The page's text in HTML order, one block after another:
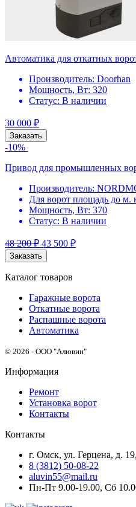
Автоматика для откатных
Производитель: Doorhan
Мощность, Вт: 320
Статус: В наличии
30 000 ₽
Заказать
-10%
Привод для промышленных
Производитель:
Для ворот площадь до м.
Мощность, Вт: 370
Статус: В наличии
48 200₽ 43 500 ₽
Заказать
Каталог товаров
Гаражные ворота
Откатные ворота
Распашные ворота
Автоматика
© 2026 - ООО "Алювин"
Информация
Ремонт
Установка ворот
Контакты
Контакты
г. Омск, ул. Герцена, д.
8 (3812) 50-08-22
aluvin55@mail.ru
Пн-Пт 9.00-19.00, Сб